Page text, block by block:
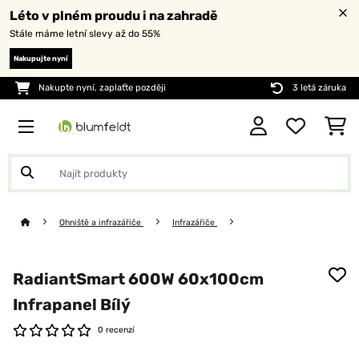
Léto v plném proudu i na zahradě
Stále máme letní slevy až do 55%
Nakupujte nyní
Nakupte nyní, zaplaťte později 3 letá záruka
Ohniště a infrazářiče Infrazářiče
RadiantSmart 600W 60x100cm
Infrapanel Bílý
0 recenzí